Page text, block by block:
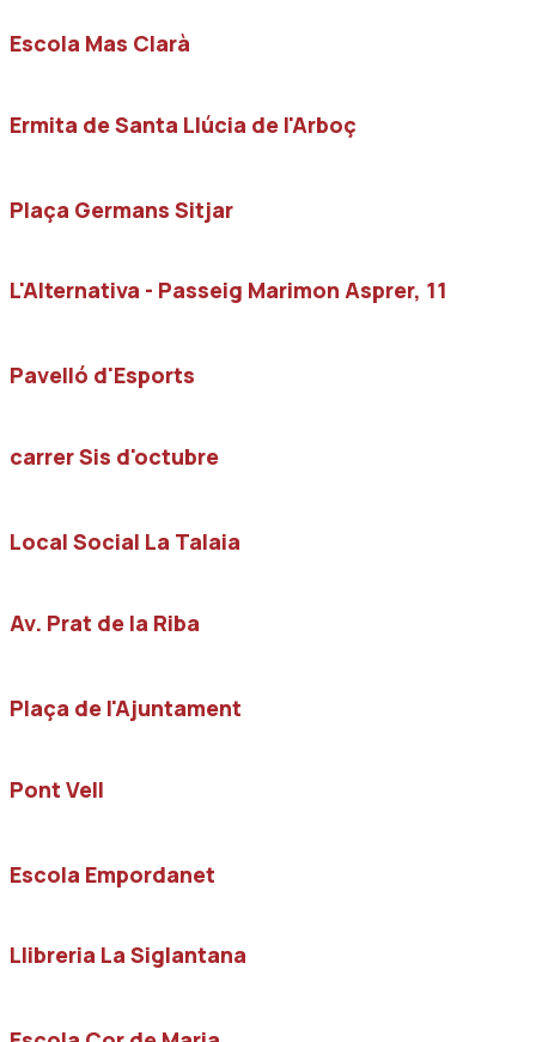
Escola Mas Clarà
Ermita de Santa Llúcia de l'Arboç
Plaça Germans Sitjar
L'Alternativa - Passeig Marimon Asprer, 11
Pavelló d'Esports
carrer Sis d'octubre
Local Social La Talaia
Av. Prat de la Riba
Plaça de l'Ajuntament
Pont Vell
Escola Empordanet
Llibreria La Siglantana